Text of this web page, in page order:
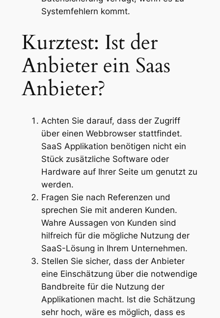
Systemfehlern kommt.
Kurztest: Ist der
Anbieter ein Saas
Anbieter?
Achten Sie darauf, dass der Zugriff
über einen Webbrowser stattfindet.
SaaS Applikation benötigen nicht ein
Stück zusätzliche Software oder
Hardware auf Ihrer Seite um genutzt zu
werden.
Fragen Sie nach Referenzen und
sprechen Sie mit anderen Kunden.
Wahre Aussagen von Kunden sind
hilfreich für die mögliche Nutzung der
SaaS-Lösung in Ihrem Unternehmen.
Stellen Sie sicher, dass der Anbieter
eine Einschätzung über die notwendige
Bandbreite für die Nutzung der
Applikationen macht. Ist die Schätzung
sehr hoch, wäre es möglich, dass es